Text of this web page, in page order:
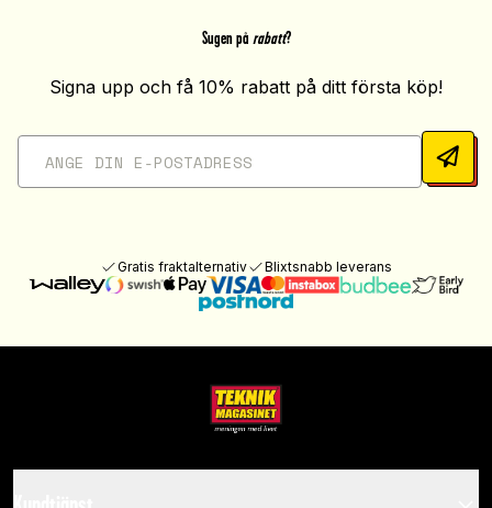
Sugen på rabatt?
Signa upp och få 10% rabatt på ditt första köp!
Gratis fraktalternativ Blixtsnabb leverans